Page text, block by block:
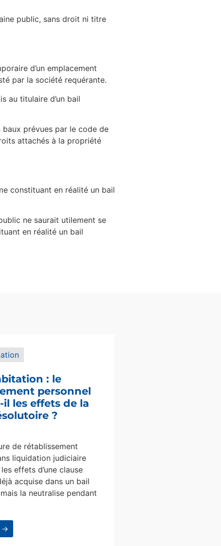
public, sans droit ni titre
d’un emplacement
par la société requérante.
au titulaire d’un bail
baux prévues par le code de
attachés à la propriété
constituant en réalité un bail
ne saurait utilement se
en réalité un bail
: le
personnel
il les effets de la
?
de rétablissement
liquidation judiciaire
effets d’une clause
acquise dans un bail
la neutralise pendant
→